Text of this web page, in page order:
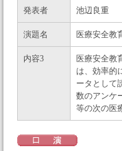
発表者 池辺良重
演題名 医療安全教
内容3
医療安全教
は、効率的
ータとして
数のアンケ
等の次の医